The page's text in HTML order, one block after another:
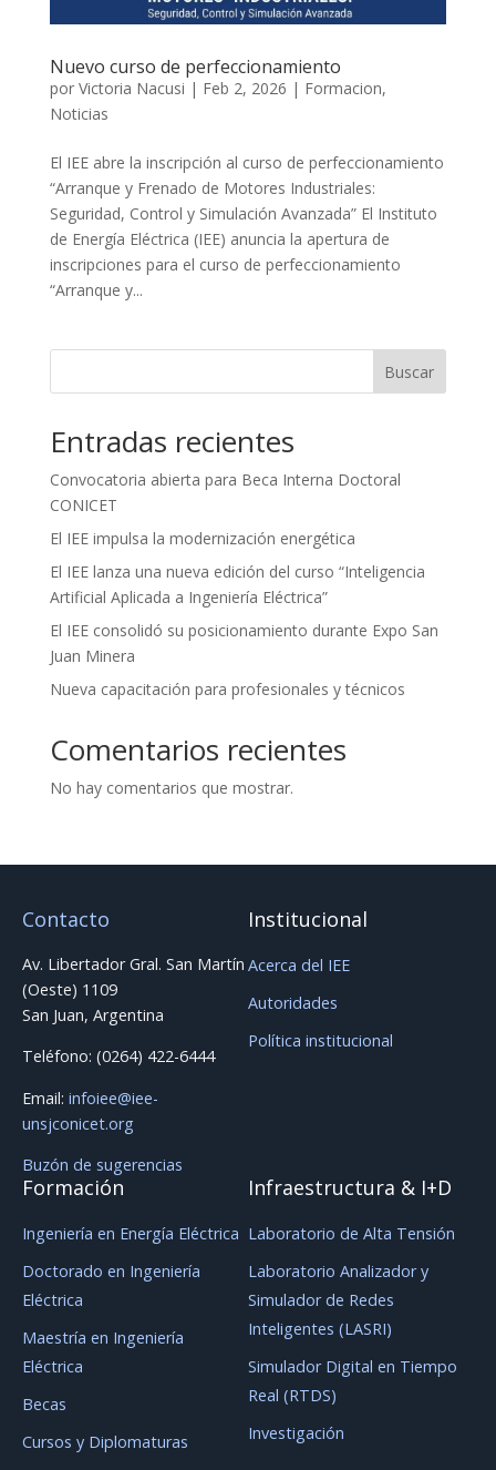
Nuevo curso de perfeccionamiento
por Victoria Nacusi | Feb 2, 2026 | Formacion,
Noticias
El IEE abre la inscripción al curso de perfeccionamiento
“Arranque y Frenado de Motores Industriales:
Seguridad, Control y Simulación Avanzada” El Instituto
de Energía Eléctrica (IEE) anuncia la apertura de
inscripciones para el curso de perfeccionamiento
“Arranque y...
Buscar
Entradas recientes
Convocatoria abierta para Beca Interna Doctoral
CONICET
El IEE impulsa la modernización energética
El IEE lanza una nueva edición del curso “Inteligencia
Artificial Aplicada a Ingeniería Eléctrica”
El IEE consolidó su posicionamiento durante Expo San
Juan Minera
Nueva capacitación para profesionales y técnicos
Comentarios recientes
No hay comentarios que mostrar.
Contacto
Av. Libertador Gral. San Martín
(Oeste) 1109
San Juan, Argentina
Teléfono: (0264) 422-6444
Email: infoiee@iee-
unsjconicet.org
Buzón de sugerencias
Institucional
Acerca del IEE
Autoridades
Política institucional
Formación
Ingeniería en Energía Eléctrica
Doctorado en Ingeniería
Eléctrica
Maestría en Ingeniería
Eléctrica
Becas
Cursos y Diplomaturas
Infraestructura & I+D
Laboratorio de Alta Tensión
Laboratorio Analizador y
Simulador de Redes
Inteligentes (LASRI)
Simulador Digital en Tiempo
Real (RTDS)
Investigación